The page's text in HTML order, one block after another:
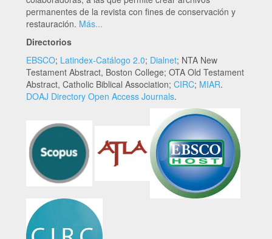
permanentes de la revista con fines de conservación y
restauración. Más...
Directorios
EBSCO; Latindex-Catálogo 2.0; Dialnet; NTA New
Testament Abstract, Boston College; OTA Old Testament
Abstract, Catholic Biblical Association; CIRC; MIAR.
DOAJ Directory Open Access Journals.